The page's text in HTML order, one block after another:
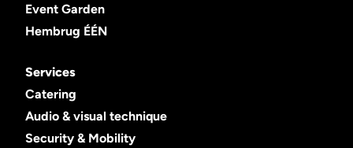
Event Garden
Hembrug ÉÉN
Services
Catering
Audio & visual technique
Security & Mobility